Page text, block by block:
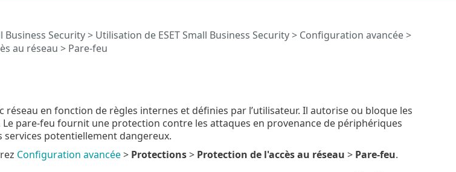
Business Security> Utilisation de ESET Small Business Security> Configuration avancée>
au réseau > Pare-feu
en fonction de règles internes et définies par l’utilisateur. Il autorise ou bloque les
pare-feu fournit une protection contre les attaques en provenance de périphériques
potentiellement dangereux.
Configuration avancée> Protections> Protection de l'accès au réseau > Pare-feu.